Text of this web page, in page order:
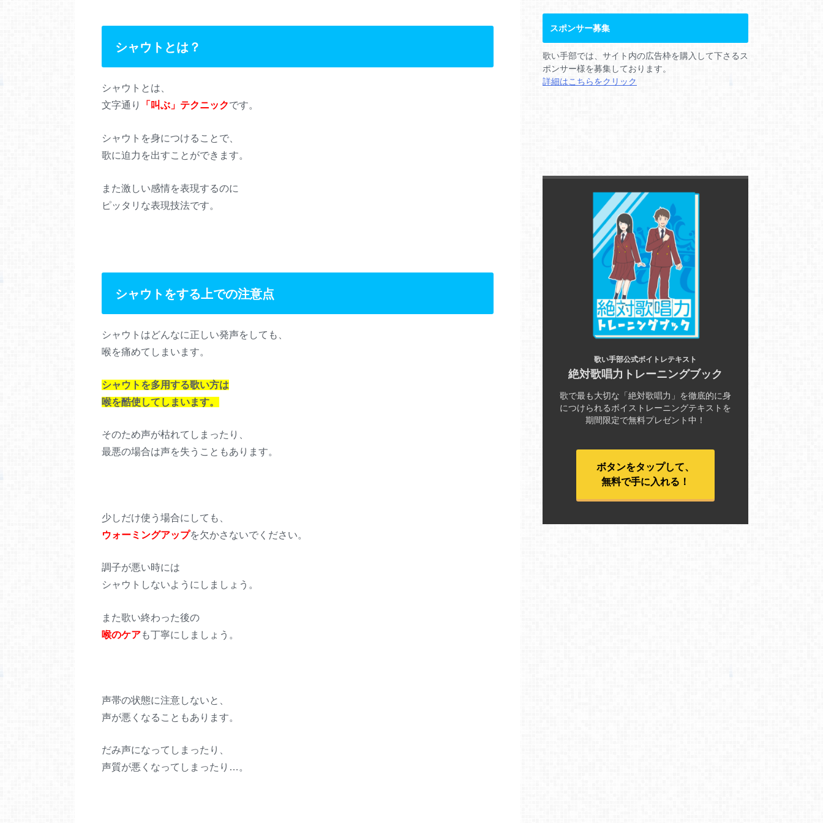
シャウトとは？
シャウトとは、
文字通り
「叫ぶ」テクニックです。
シャウトを身につけることで、
歌に迫力を出すことができます。
また激しい感情を表現するのに
ピッタリな表現技法です。
シャウトをする上での注意点
シャウトはどんなに正しい発声をしても、
喉を痛めてしまいます。
シャウトを多用する歌い方は
喉を酷使してしまいます。
そのため声が枯れてしまったり、
最悪の場合は声を失うこともあります。
少しだけ使う場合にしても、
ウォーミングアップを欠かさないでください。
調子が悪い時には
シャウトしないようにしましょう。
また歌い終わった後の
喉のケアも丁寧にしましょう。
声帯の状態に注意しないと、
声が悪くなることもあります。
だみ声になってしまったり、
声質が悪くなってしまったり…。
スポンサー募集
歌い手部では、サイト内の広告枠を購入して下さるス
ポンサー様を募集しております。
詳細はこちらをクリック
歌い手部公式ボイトレテキスト
絶対歌唱力トレーニングブック
歌で最も大切な「絶対歌唱力」を徹底的に身
につけられるボイストレーニングテキストを
期間限定で無料プレゼント中！
ボタンをタップして、
無料で手に入れる！